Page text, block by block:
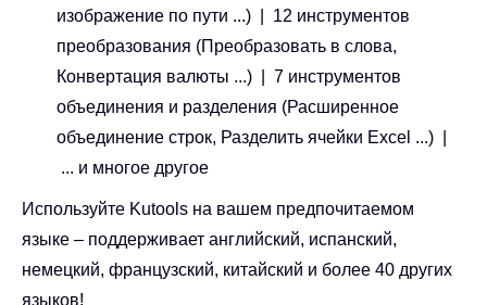
изображение по пути ...) | 12 инструментов
преобразования (Преобразовать в слова,
Конвертация валюты ...) | 7 инструментов
объединения и разделения (Расширенное
объединение строк, Разделить ячейки Excel ...) |
... и многое другое
Используйте Kutools на вашем предпочитаемом
языке – поддерживает английский, испанский,
немецкий, французский, китайский и более 40 других
языков!